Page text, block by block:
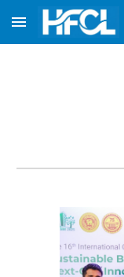
Skip to main content